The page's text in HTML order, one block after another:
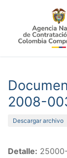
contenido
2008-
Descargar archivo
Detalle: